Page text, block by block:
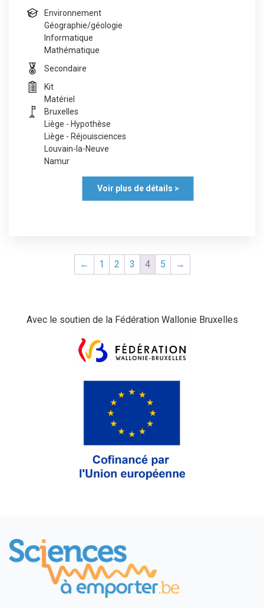
Environnement
Géographie/géologie
Informatique
Mathématique
Secondaire
Kit
Matériel
Bruxelles
Liège - Hypothèse
Liège - Réjouisciences
Louvain-la-Neuve
Namur
Voir plus de détails >
← 1 2 3 4 5 →
Avec le soutien de la Fédération Wallonie Bruxelles